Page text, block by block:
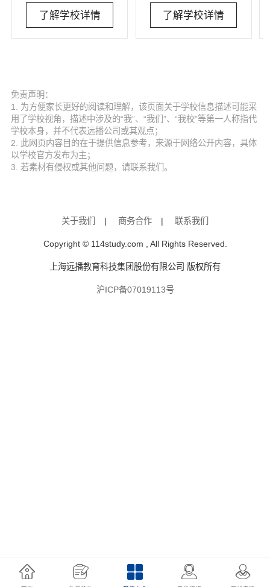
了解学校详情 了解学校详情
免责声明：
1. 为方便家长更好的阅读和理解，该页面关于学校信息描述可能采
用了学校视角，描述中涉及的“我”、“我们”、“我校”等第一人称指代
学校本身，并不代表远播公司或其观点；
2. 此网页内容目的在于提供信息参考，来源于网络公开内容，具体
以学校官方发布为主；
3. 若素材有侵权或其他问题，请联系我们。
关于我们 | 商务合作 | 联系我们
Copyright © 114study.com , All Rights Reserved.
上海远播教育科技集团股份有限公司 版权所有
沪ICP备07019113号